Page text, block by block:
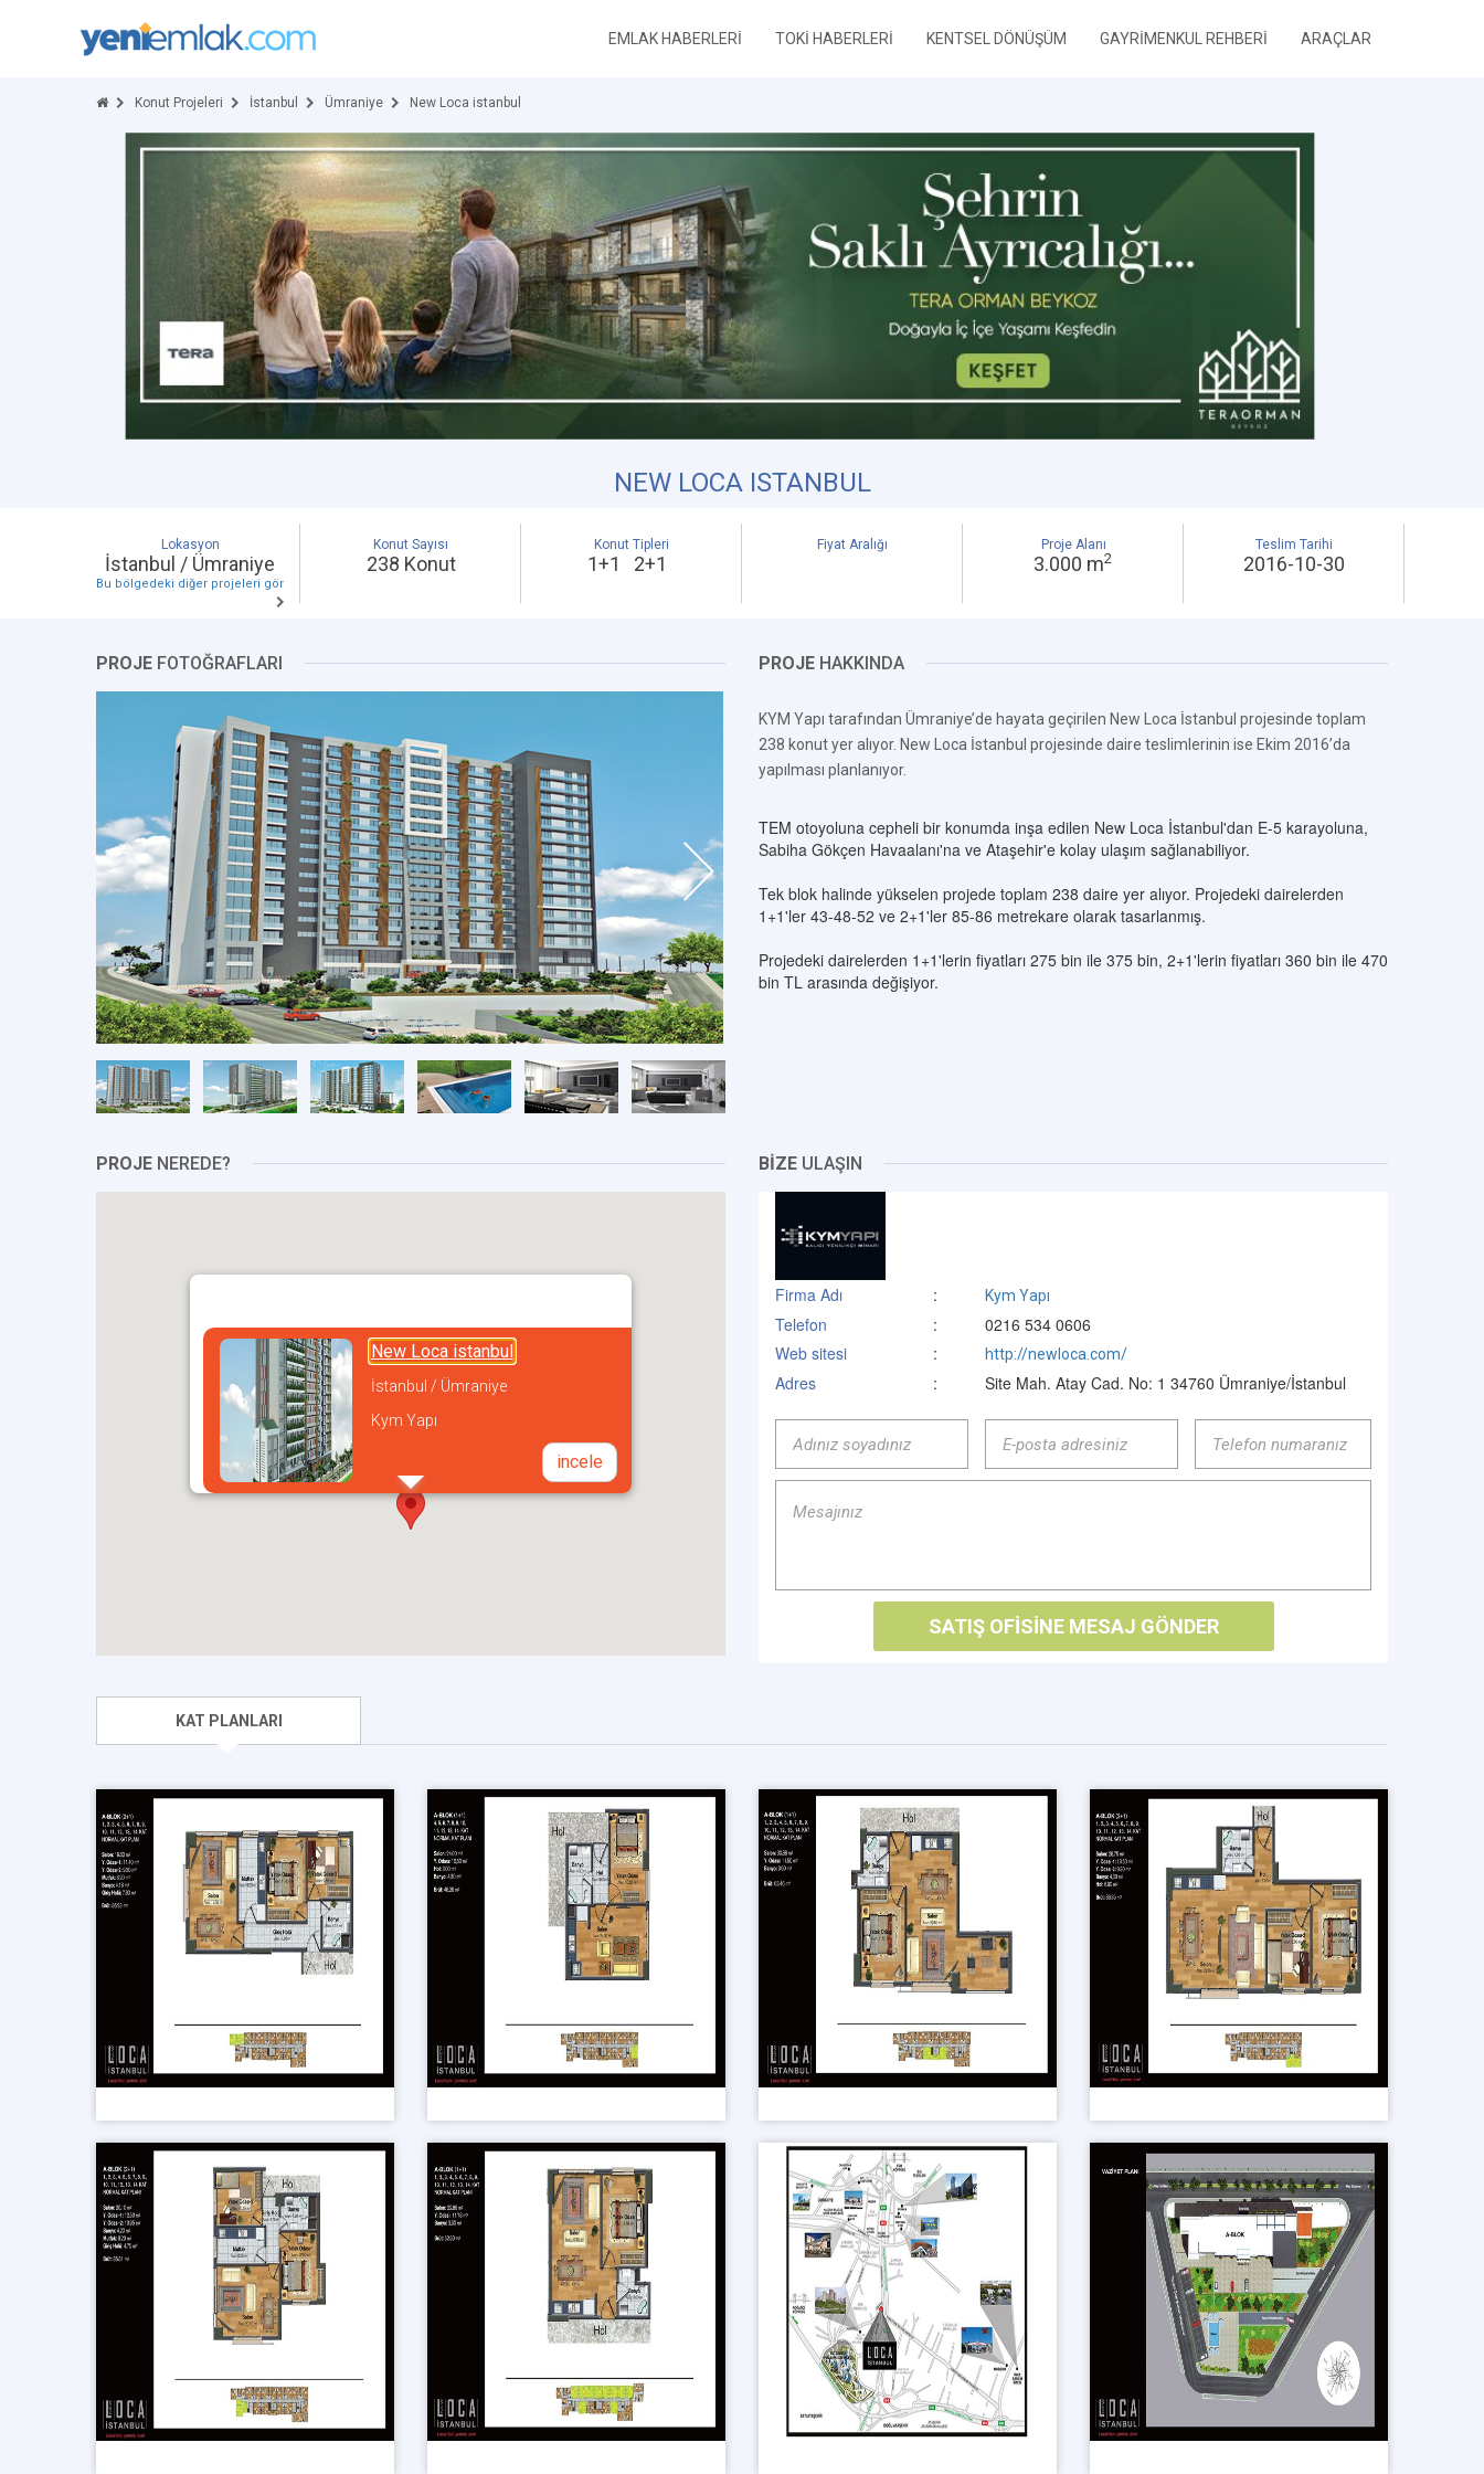
EMLAK HABERLERİ TOKİ HABERLERİ KENTSEL DÖNÜŞÜM GAYRİMENKUL REHBERİ ARAÇLAR
Konut Projeleri İstanbul Ümraniye New Loca istanbul
NEW LOCA ISTANBUL
Lokasyon
İstanbul / Ümraniye
Bu bölgedeki diğer projeleri gör
Konut Sayısı
238 Konut
Konut Tipleri
1+1 2+1
Fiyat Aralığı Proje Alanı
3.000 m2
Teslim Tarihi
2016-10-30
PROJE FOTOĞRAFLARI PROJE HAKKINDA
KYM Yapı tarafından Ümraniye’de hayata geçirilen New Loca İstanbul projesinde toplam
238 konut yer alıyor. New Loca İstanbul projesinde daire teslimlerinin ise Ekim 2016’da
yapılması planlanıyor.
TEM otoyoluna cepheli bir konumda inşa edilen New Loca İstanbul'dan E-5 karayoluna,
Sabiha Gökçen Havaalanı'na ve Ataşehir'e kolay ulaşım sağlanabiliyor.
Tek blok halinde yükselen projede toplam 238 daire yer alıyor. Projedeki dairelerden
1+1'ler 43-48-52 ve 2+1'ler 85-86 metrekare olarak tasarlanmış.
Projedeki dairelerden 1+1'lerin fiyatları 275 bin ile 375 bin, 2+1'lerin fiyatları 360 bin ile 470
bin TL arasında değişiyor.
PROJE NEREDE?
New Loca istanbul
İstanbul / Ümraniye
Kym Yapı
incele
BİZE ULAŞIN
Firma Adı : Kym Yapı
Telefon :
0216 534 0606
Web sitesi
: http://newloca.com/
Adres : Site Mah. Atay Cad. No: 1 34760 Ümraniye/İstanbul
KAT PLANLARI